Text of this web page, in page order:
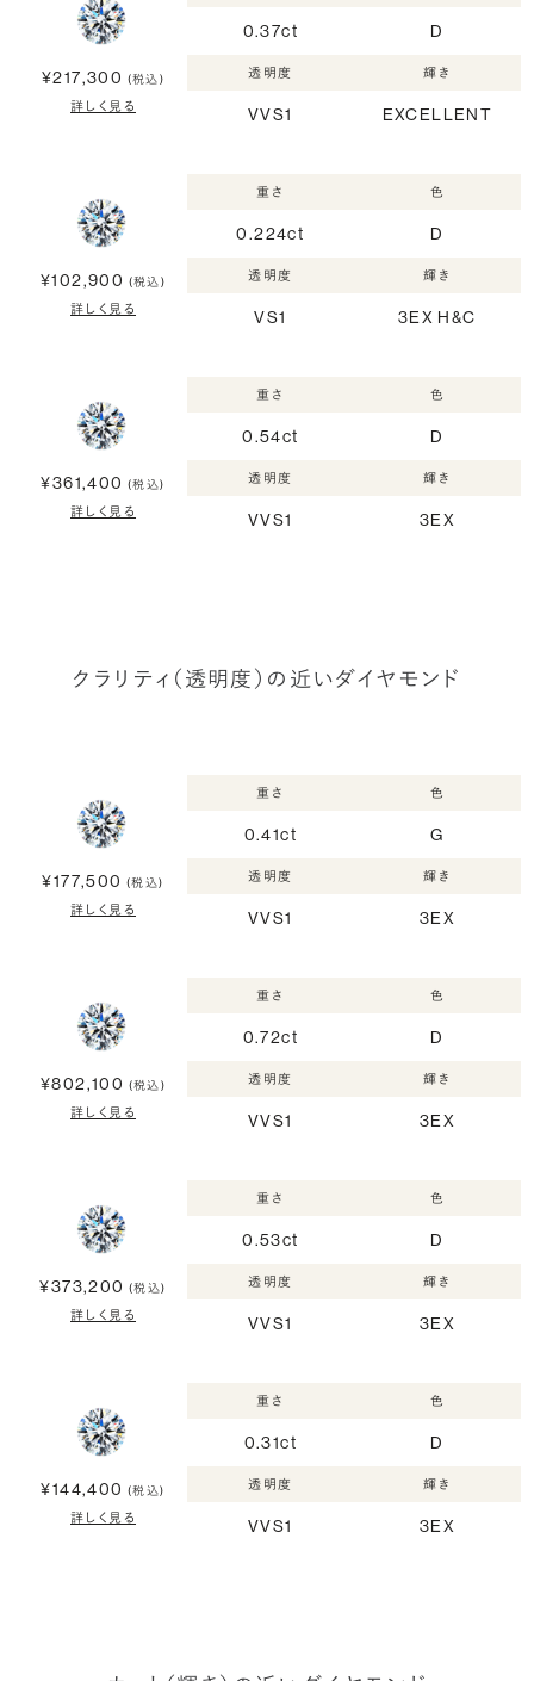
¥217,300 (税込)
詳しく見る
0.37ct D
透明度
VVS1
輝き
EXCELLENT
¥102,900 (税込)
詳しく見る
重さ
0.224ct
色
D
透明度
VS1
輝き
3EX H&C
¥361,400 (税込)
詳しく見る
重さ
0.54ct
色
D
透明度
VVS1
輝き
3EX
クラリティ（透明度）の近いダイヤモンド
¥177,500 (税込)
詳しく見る
重さ
0.41ct
色
G
透明度
VVS1
輝き
3EX
¥802,100 (税込)
詳しく見る
重さ
0.72ct
色
D
透明度
VVS1
輝き
3EX
¥373,200 (税込)
詳しく見る
重さ
0.53ct
色
D
透明度
VVS1
輝き
3EX
¥144,400 (税込)
詳しく見る
重さ
0.31ct
色
D
透明度
VVS1
輝き
3EX